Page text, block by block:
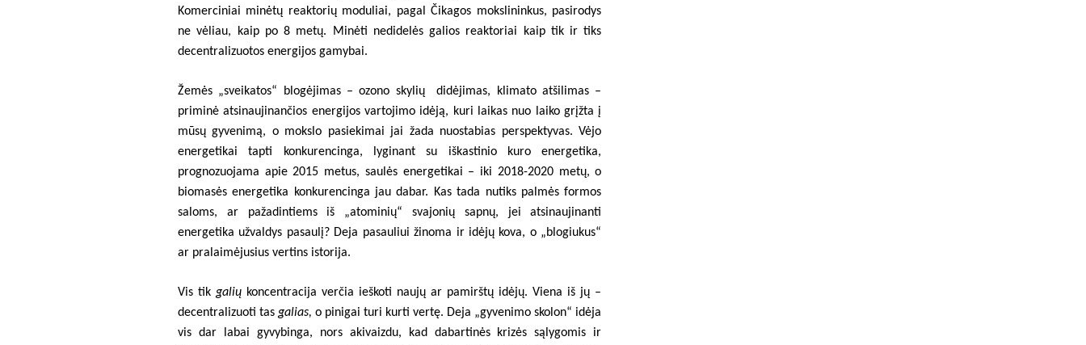
Komerciniai minėtų reaktorių moduliai, pagal Čikagos mokslininkus, pasirodys
ne vėliau, kaip po 8 metų. Minėti nedidelės galios reaktoriai kaip tik ir tiks
decentralizuotos energijos gamybai.
Žemės „sveikatos“ blogėjimas – ozono skylių
didėjimas, klimato atšilimas –
priminė atsinaujinančios energijos vartojimo idėją, kuri laikas nuo laiko grįžta į
mūsų gyvenimą, o mokslo pasiekimai jai žada nuostabias perspektyvas. Vėjo
energetikai tapti konkurencinga, lyginant su iškastinio kuro energetika,
prognozuojama apie 2015 metus, saulės energetikai – iki 2018-2020 metų, o
biomasės energetika konkurencinga jau dabar. Kas tada nutiks palmės formos
saloms, ar pažadintiems iš „atominių“ svajonių sapnų, jei atsinaujinanti
energetika užvaldys pasaulį? Deja pasauliui žinoma ir idėjų kova, o „blogiukus“
ar pralaimėjusius vertins istorija.
Vis tikgalių koncentracija verčia ieškoti naujų ar pamirštų idėjų. Viena iš jų –
decentralizuoti tasgalias, o pinigai turi kurti vertę. Deja „gyvenimo skolon“ idėja
vis dar labai gyvybinga, nors akivaizdu, kad dabartinės krizės sąlygomis ir